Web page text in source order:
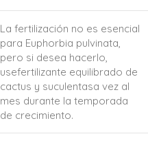
La fertilización no es esencial
para Euphorbia pulvinata,
pero si desea hacerlo,
usefertilizante equilibrado de
cactus y suculentasa vez al
mes durante la temporada
de crecimiento.